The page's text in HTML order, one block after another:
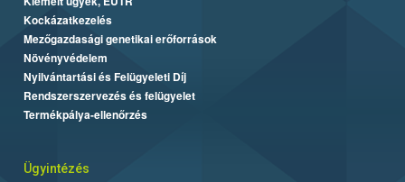
Kockázatkezelés
Mezőgazdasági genetikai erőforrások
Növényvédelem
Nyilvántartási és Felügyeleti Díj
Rendszerszervezés és felügyelet
Termékpálya-ellenőrzés
Ügyintézés